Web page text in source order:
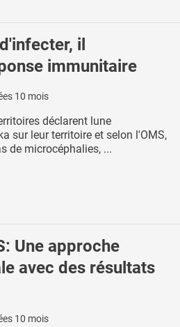
il
immunitaire
10 mois
déclarent lune
sur leur territoire et selon l'OMS,
de microcéphalies, ...
Une approche
avec des résultats
10 mois